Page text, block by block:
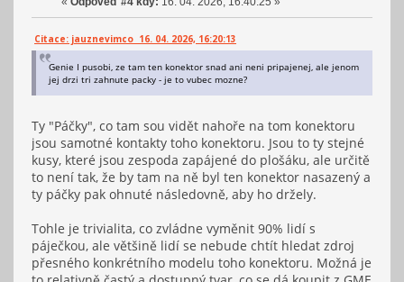
Citace: jauznevimco 16. 04. 2026, 16:20:13
Genie I pusobi, ze tam ten konektor snad ani neni pripajenej, ale jenom
jej drzi tri zahnute packy - je to vubec mozne?
Ty "Páčky", co tam sou vidět nahoře na tom konektoru
jsou samotné kontakty toho konektoru. Jsou to ty stejné
kusy, které jsou zespoda zapájené do plošáku, ale určitě
to není tak, že by tam na ně byl ten konektor nasazený a
ty páčky pak ohnuté následovně, aby ho držely.
Tohle je trivialita, co zvládne vyměnit 90% lidí s
páječkou, ale většině lidí se nebude chtít hledat zdroj
přesného konkrétního modelu toho konektoru. Možná je